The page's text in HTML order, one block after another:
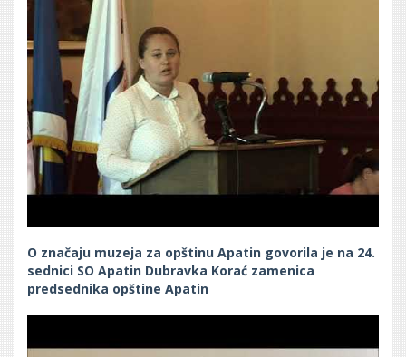
O značaju muzeja za opštinu Apatin govorila je na 24.
sednici SO Apatin Dubravka Korać zamenica
predsednika opštine Apatin